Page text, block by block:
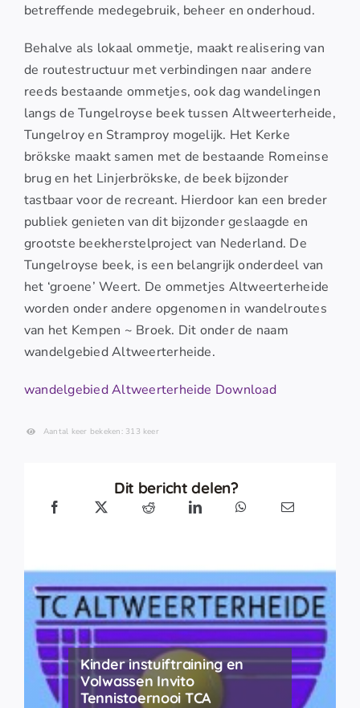
betreffende medegebruik, beheer en onderhoud.
Behalve als lokaal ommetje, maakt realisering van
de routestructuur met verbindingen naar andere
reeds bestaande ommetjes, ook dag wandelingen
langs de Tungelroyse beek tussen Altweerterheide,
Tungelroy en Stramproy mogelijk. Het Kerke
brökske maakt samen met de bestaande Romeinse
brug en het Linjerbrökske, de beek bijzonder
tastbaar voor de recreant. Hierdoor kan een breder
publiek genieten van dit bijzonder geslaagde en
grootste beekherstelproject van Nederland. De
Tungelroyse beek, is een belangrijk onderdeel van
het ‘groene’ Weert. De ommetjes Altweerterheide
worden onder andere opgenomen in wandelroutes
van het Kempen ~ Broek. Dit onder de naam
wandelgebied Altweerterheide.
wandelgebied Altweerterheide Download
Aantal keer bekeken: 313 keer
Dit bericht delen?
Kinder instuiftraining en
Volwassen Invito
Tennistoernooi TCA